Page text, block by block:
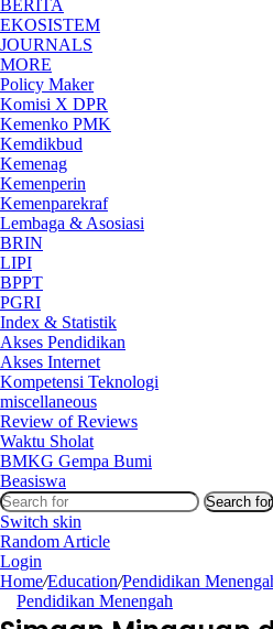
BERITA
EKOSISTEM
JOURNALS
MORE
Policy Maker
Komisi X DPR
Kemenko PMK
Kemdikbud
Kemenag
Kemenperin
Kemenparekraf
Lembaga & Asosiasi
BRIN
LIPI
BPPT
PGRI
Index & Statistik
Akses Pendidikan
Akses Internet
Kompetensi Teknologi
miscellaneous
Review of Reviews
Waktu Sholat
BMKG Gempa Bumi
Beasiswa
Search for
Switch skin
Random Article
Login
Home/Education/Pendidikan
Pendidikan Menengah